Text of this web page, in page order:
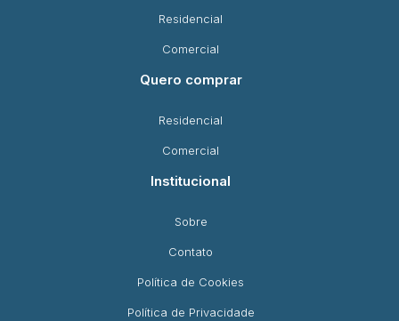
Residencial
Comercial
Quero comprar
Residencial
Comercial
Institucional
Sobre
Contato
Política de Cookies
Política de Privacidade